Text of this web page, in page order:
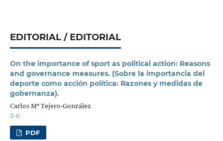
EDITORIAL / EDITORIAL
On the importance of sport as political action: Reasons
and governance measures. (Sobre la importancia del
deporte como acción política: Razones y medidas de
gobernanza).
Carlos Mª Tejero-González
3-6
PDF